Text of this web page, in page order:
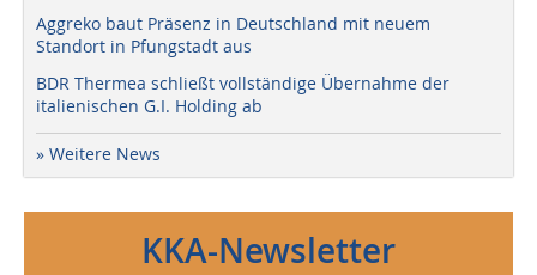
Aggreko baut Präsenz in Deutschland mit neuem
Standort in Pfungstadt aus
BDR Thermea schließt vollständige Übernahme der
italienischen G.I. Holding ab
» Weitere News
KKA-Newsletter